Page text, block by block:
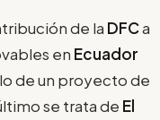
de la DFCa
en Ecuador
de un proyecto de
se trata de El